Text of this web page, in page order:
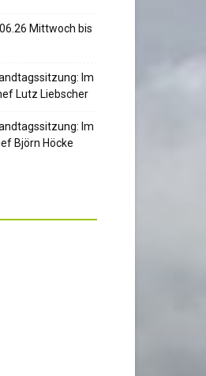
Mittwoch bis
Im
Lutz Liebscher
Im
Björn Höcke